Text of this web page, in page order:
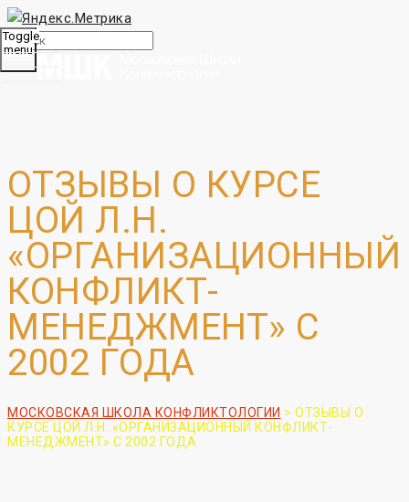
Toggle
menu
ОТЗЫВЫ О КУРСЕ
ЦОЙ Л.Н.
«ОРГАНИЗАЦИОННЫЙ
КОНФЛИКТ-
МЕНЕДЖМЕНТ» С
2002 ГОДА
МОСКОВСКАЯ ШКОЛА КОНФЛИКТОЛОГИИ > ОТЗЫВЫ О
КУРСЕ ЦОЙ Л.Н. «ОРГАНИЗАЦИОННЫЙ КОНФЛИКТ-
МЕНЕДЖМЕНТ» С 2002 ГОДА